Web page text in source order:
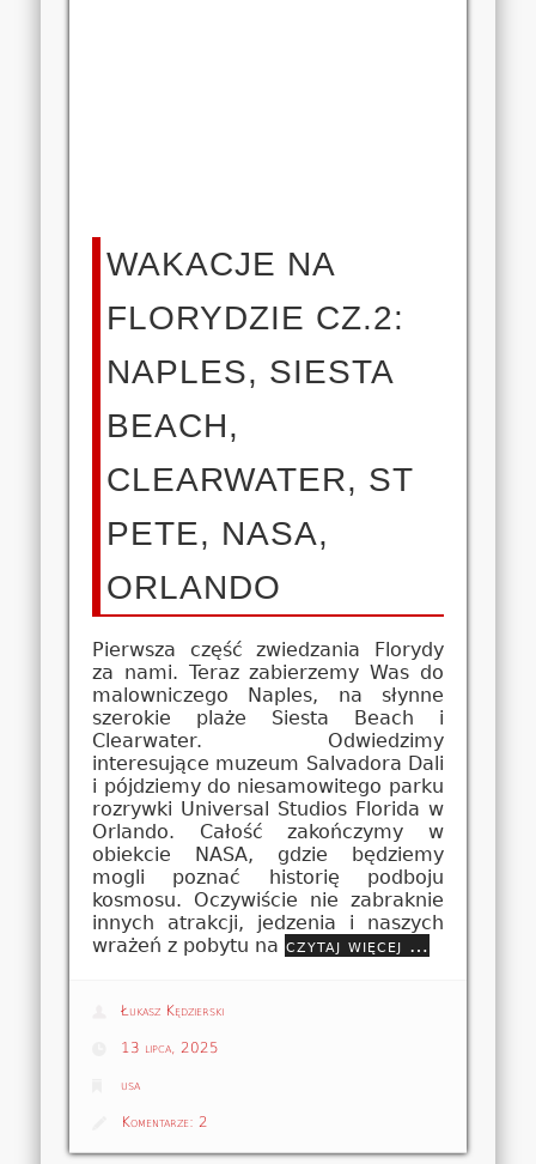
WAKACJE NA
FLORYDZIE CZ.2:
NAPLES, SIESTA
BEACH,
CLEARWATER, ST
PETE, NASA,
ORLANDO
Pierwsza część zwiedzania Florydy
za nami. Teraz zabierzemy Was do
malowniczego Naples, na słynne
szerokie plaże Siesta Beach i
Clearwater. Odwiedzimy
interesujące muzeum Salvadora Dali
i pójdziemy do niesamowitego parku
rozrywki Universal Studios Florida w
Orlando. Całość zakończymy w
obiekcie NASA, gdzie będziemy
mogli poznać historię podboju
kosmosu. Oczywiście nie zabraknie
innych atrakcji, jedzenia i naszych
wrażeń z pobytu na czytaj więcej …
Łukasz Kędzierski
13 lipca, 2025
usa
Komentarze: 2